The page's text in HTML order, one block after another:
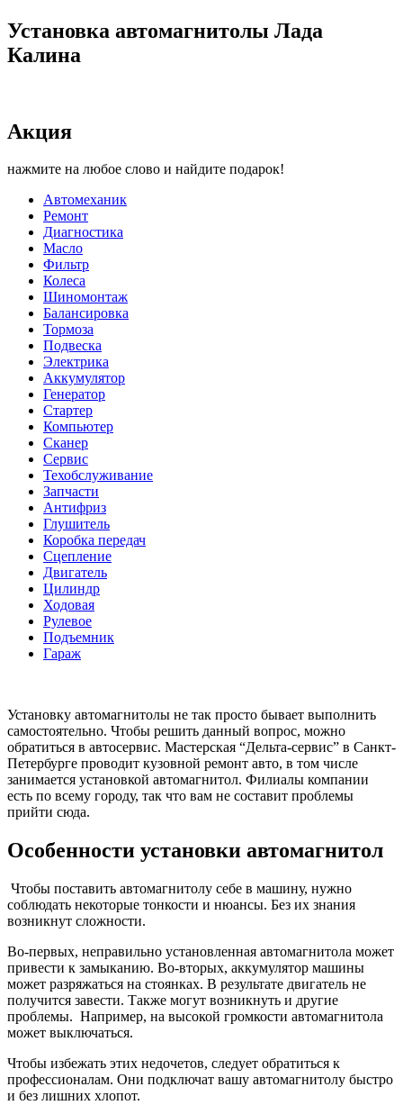
Установка автомагнитолы Лада
Калина
Акция
нажмите на любое слово и найдите подарок!
Автомеханик
Ремонт
Диагностика
Масло
Фильтр
Колеса
Шиномонтаж
Балансировка
Тормоза
Подвеска
Электрика
Аккумулятор
Генератор
Стартер
Компьютер
Сканер
Сервис
Техобслуживание
Запчасти
Антифриз
Глушитель
Коробка передач
Сцепление
Двигатель
Цилиндр
Ходовая
Рулевое
Подъемник
Гараж
Установку автомагнитолы не так просто бывает выполнить
самостоятельно. Чтобы решить данный вопрос, можно
обратиться в автосервис. Мастерская “Дельта-сервис” в Санкт-
Петербурге проводит кузовной ремонт авто, в том числе
занимается установкой автомагнитол. Филиалы компании
есть по всему городу, так что вам не составит проблемы
прийти сюда.
Особенности установки автомагнитол
Чтобы поставить автомагнитолу себе в машину, нужно
соблюдать некоторые тонкости и нюансы. Без их знания
возникнут сложности.
Во-первых, неправильно установленная автомагнитола может
привести к замыканию. Во-вторых, аккумулятор машины
может разряжаться на стоянках. В результате двигатель не
получится завести. Также могут возникнуть и другие
проблемы. Например, на высокой громкости автомагнитола
может выключаться.
Чтобы избежать этих недочетов, следует обратиться к
профессионалам. Они подключат вашу автомагнитолу быстро
и без лишних хлопот.